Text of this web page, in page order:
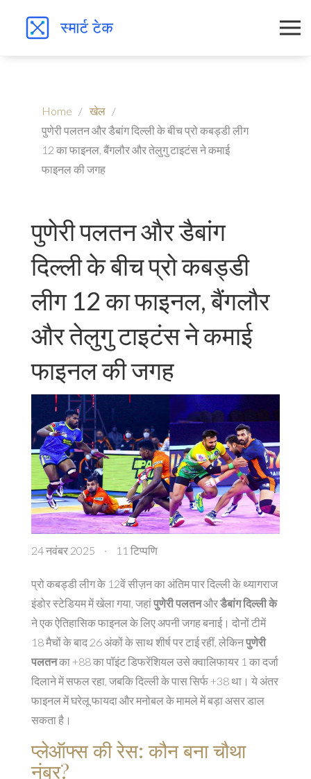
Home
खेल
पुणेरी पलतन और डैबांग दिल्ली के बीच प्रो कबड्डी लीग
12 का फाइनल, बैंगलौर और तेलुगु टाइटंस ने कमाई
फाइनल की जगह
पुणेरी पलतन और डैबांग
दिल्ली के बीच प्रो कबड्डी
लीग 12 का फाइनल, बैंगलौर
और तेलुगु टाइटंस ने कमाई
फाइनल की जगह
24 नवंबर 2025 · 11 टिप्पणि
प्रो कबड्डी लीग के 12वें सीज़न का अंतिम पार दिल्ली के थ्यागराज
इंडोर स्टेडियम में खेला गया, जहांपुणेरी पलतनऔरडैबांग दिल्ली के
ने एक ऐतिहासिक फाइनल के लिए अपनी जगह बनाई। दोनों टीमें
18 मैचों के बाद 26 अंकों के साथ शीर्ष पर टाई रहीं, लेकिनपुणेरी
पलतनका +88 का पॉइंट डिफरेंशियल उसे क्वालिफायर 1 का दर्जा
दिलाने में सफल रहा, जबकि दिल्ली के पास सिर्फ +38 था। ये अंतर
फाइनल में घरेलू फायदा और मनोबल के मामले में बड़ा असर डाल
सकता है।
प्लेऑफ्स की रेस: कौन बना चौथा
नंबर?